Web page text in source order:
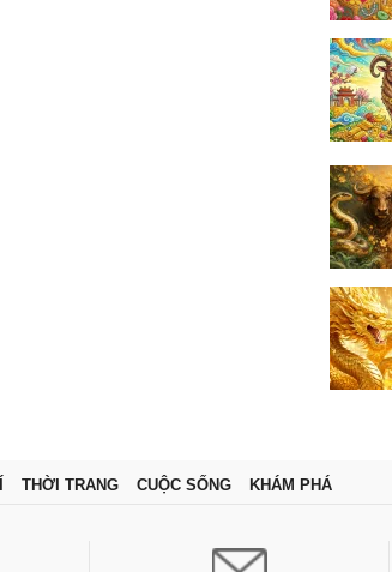
THỜI TRANG CUỘC SỐNG KHÁM PHÁ